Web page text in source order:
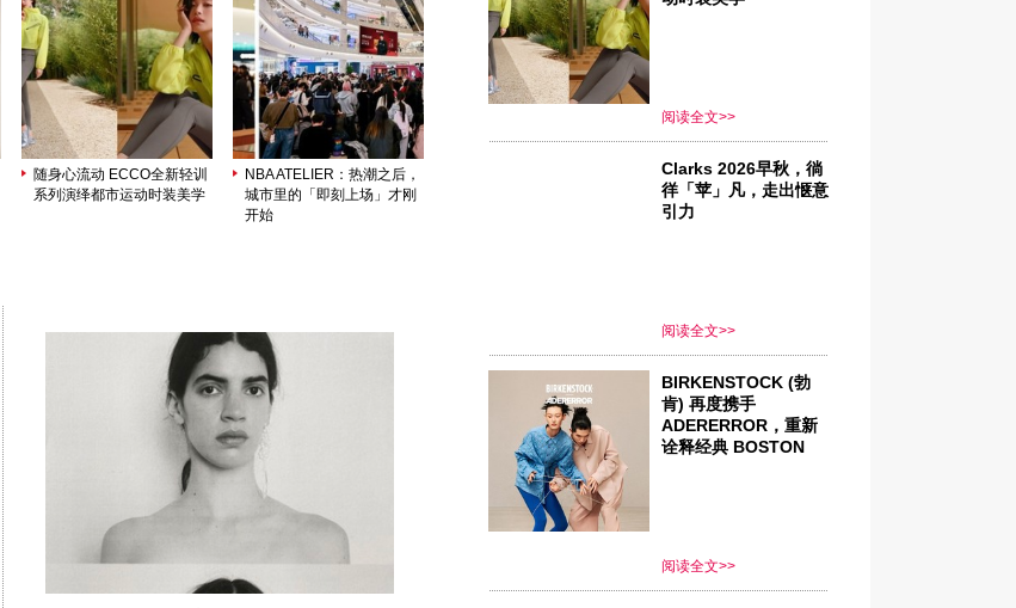
随身心流动 ECCO全新轻训
系列演绎都市运动时装美学
NBA ATELIER：热潮之后，
城市里的「即刻上场」才刚
开始
阅读全文>>
Clarks 2026早秋，徜
徉「苹」凡，走出惬意
引力
阅读全文>>
BIRKENSTOCK (勃
肯) 再度携手
ADERERROR，重新
诠释经典 BOSTON
阅读全文>>